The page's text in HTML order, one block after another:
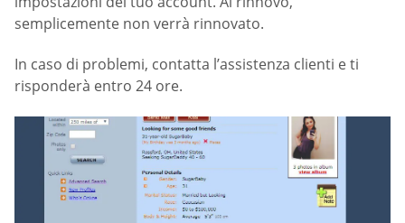
semplicemente non verrà rinnovato.
In caso di problemi, contatta l’assistenza clienti e ti
risponderà entro 24 ore.